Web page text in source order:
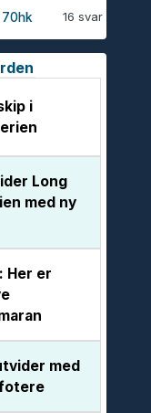
16 svar
70hk
i
Long
med ny
Her er
med